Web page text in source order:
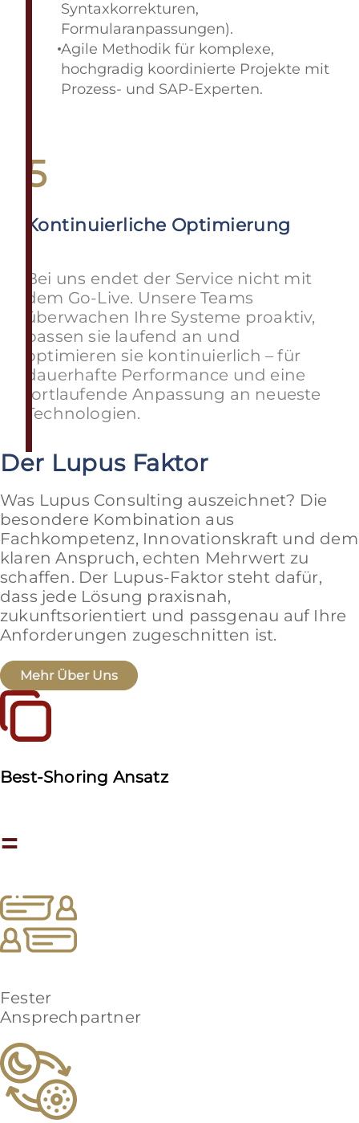
Syntaxkorrekturen,
Formularanpassungen).
Agile Methodik für komplexe,
hochgradig koordinierte Projekte mit
Prozess- und SAP-Experten.
5
Kontinuierliche Optimierung
Bei uns endet der Service nicht mit
dem Go-Live. Unsere Teams
überwachen Ihre Systeme proaktiv,
passen sie laufend an und
optimieren sie kontinuierlich – für
dauerhafte Performance und eine
fortlaufende Anpassung an neueste
Technologien.
Der Lupus Faktor
Was Lupus Consulting auszeichnet? Die
besondere Kombination aus
Fachkompetenz, Innovationskraft und dem
klaren Anspruch, echten Mehrwert zu
schaffen. Der Lupus-Faktor steht dafür,
dass jede Lösung praxisnah,
zukunftsorientiert und passgenau auf Ihre
Anforderungen zugeschnitten ist.
Mehr Über Uns
Best-Shoring Ansatz
=
Fester
Ansprechpartner